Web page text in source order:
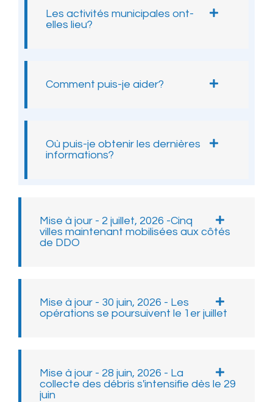
Les activités municipales ont-
elles lieu?
Comment puis-je aider?
Où puis-je obtenir les dernières
informations?
Mise à jour - 2 juillet, 2026 -Cinq
villes maintenant mobilisées aux côtés
de DDO
Mise à jour - 30 juin, 2026 - Les
opérations se poursuivent le 1er juillet
Mise à jour - 28 juin, 2026 - La
collecte des débris s'intensifie dès le 29
juin